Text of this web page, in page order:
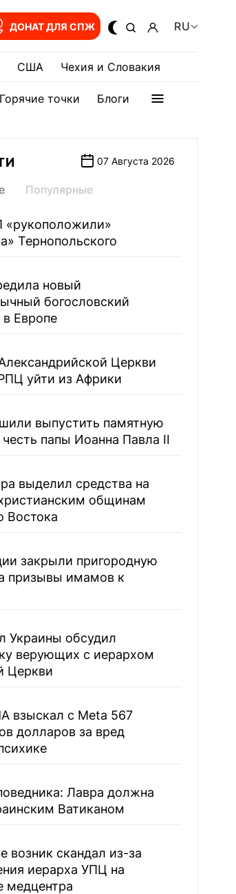
ДОНАТ ДЛЯ СПЖ RU
США Чехия и Словакия
Горячие точки Блоги
07 Августа 2026
Популярные
Тернопольского
новый
богословский
в Европе
Церкви
уйти из Африки
выпустить памятную
папы Иоанна Павла II
выделил средства на
общинам
Востока
закрыли пригородную
призывы имамов к
Украины обсудил
верующих с иерархом
Церкви
взыскал с Meta 567
долларов за вред
Лавра должна
Ватиканом
возник скандал из-за
иерарха УПЦ на
медцентра